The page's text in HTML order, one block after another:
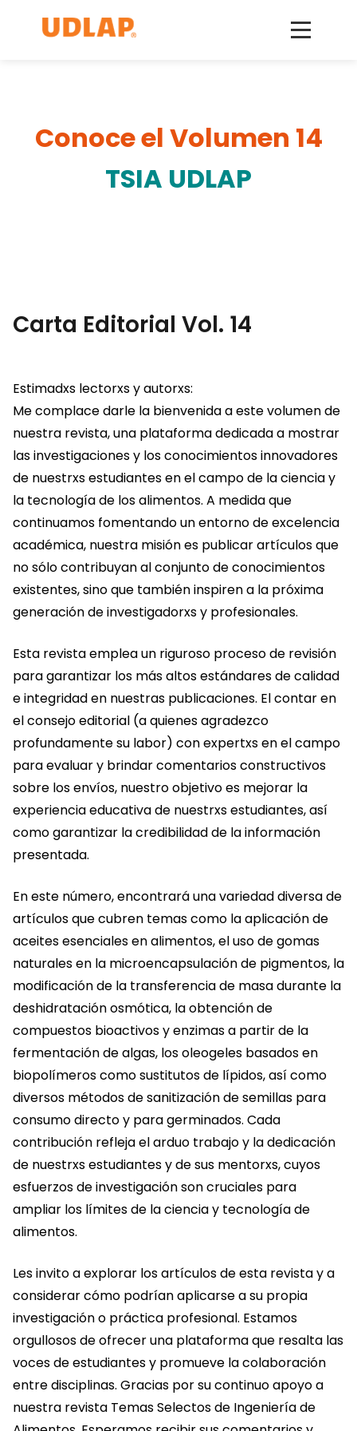
Conoce el Volumen 14
TSIA UDLAP
Carta Editorial Vol. 14
Estimadxs lectorxs y autorxs:
Me complace darle la bienvenida a este volumen de
nuestra revista, una plataforma dedicada a mostrar
las investigaciones y los conocimientos innovadores
de nuestrxs estudiantes en el campo de la ciencia y
la tecnología de los alimentos. A medida que
continuamos fomentando un entorno de excelencia
académica, nuestra misión es publicar artículos que
no sólo contribuyan al conjunto de conocimientos
existentes, sino que también inspiren a la próxima
generación de investigadorxs y profesionales.
Esta revista emplea un riguroso proceso de revisión
para garantizar los más altos estándares de calidad
e integridad en nuestras publicaciones. El contar en
el consejo editorial (a quienes agradezco
profundamente su labor) con expertxs en el campo
para evaluar y brindar comentarios constructivos
sobre los envíos, nuestro objetivo es mejorar la
experiencia educativa de nuestrxs estudiantes, así
como garantizar la credibilidad de la información
presentada.
En este número, encontrará una variedad diversa de
artículos que cubren temas como la aplicación de
aceites esenciales en alimentos, el uso de gomas
naturales en la microencapsulación de pigmentos, la
modificación de la transferencia de masa durante la
deshidratación osmótica, la obtención de
compuestos bioactivos y enzimas a partir de la
fermentación de algas, los oleogeles basados en
biopolímeros como sustitutos de lípidos, así como
diversos métodos de sanitización de semillas para
consumo directo y para germinados. Cada
contribución refleja el arduo trabajo y la dedicación
de nuestrxs estudiantes y de sus mentorxs, cuyos
esfuerzos de investigación son cruciales para
ampliar los límites de la ciencia y tecnología de
alimentos.
Les invito a explorar los artículos de esta revista y a
considerar cómo podrían aplicarse a su propia
investigación o práctica profesional. Estamos
orgullosos de ofrecer una plataforma que resalta las
voces de estudiantes y promueve la colaboración
entre disciplinas. Gracias por su continuo apoyo a
nuestra revista Temas Selectos de Ingeniería de